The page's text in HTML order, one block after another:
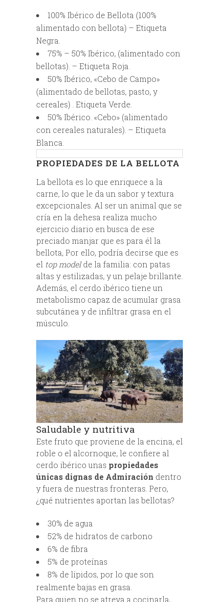
100% Ibérico de Bellota (100%
alimentado con bellota) – Etiqueta
Negra.
75% – 50% Ibérico, (alimentado con
bellotas). – Etiqueta Roja.
50% Ibérico, «Cebo de Campo»
(alimentado de bellotas, pasto, y
cereales) . Etiqueta Verde.
50% Ibérico. «Cebo» (alimentado
con cereales naturales). – Etiqueta
Blanca.
PROPIEDADES DE LA BELLOTA
La bellota es lo que enriquece a la
carne, lo que le da un sabor y textura
excepcionales. Al ser un animal que se
cría en la dehesa realiza mucho
ejercicio diario en busca de ese
preciado manjar que es para él la
bellota, Por ello, podría decirse que es
el top modelde la familia: con patas
altas y estilizadas, y un pelaje brillante.
Además, el cerdo ibérico tiene un
metabolismo capaz de acumular grasa
subcutánea y de infiltrar grasa en el
músculo.
Saludable y nutritiva
Este fruto que proviene de la encina, el
roble o el alcornoque, le confiere al
cerdo ibérico unas propiedades
únicas dignas de Admiración dentro
y fuera de nuestras fronteras. Pero,
¿qué nutrientes aportan las bellotas?
30% de agua
52% de hidratos de carbono
6% de fibra
5% de proteínas
8% de lípidos, por lo que son
realmente bajas en grasa.
Para quien no se atreva a cocinarla,